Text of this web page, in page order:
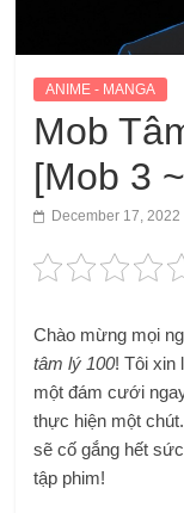
ANIME - MANGA
Mob
[Mob 3
December 17, 2022
Chào mừng mọi
tâm lý 100! Tôi xin
một đám cưới
thực hiện một
sẽ cố gắng hết
tập phim!